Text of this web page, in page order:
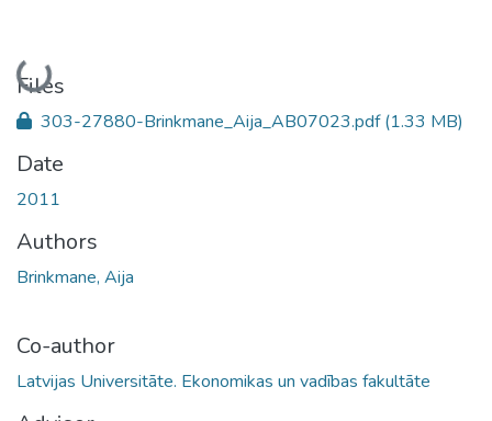
Loading...
Files
303-27880-Brinkmane_Aija_AB07023.pdf(1.33 MB)
Date
2011
Authors
Brinkmane, Aija
Co-author
Latvijas Universitāte. Ekonomikas un vadības fakultāte